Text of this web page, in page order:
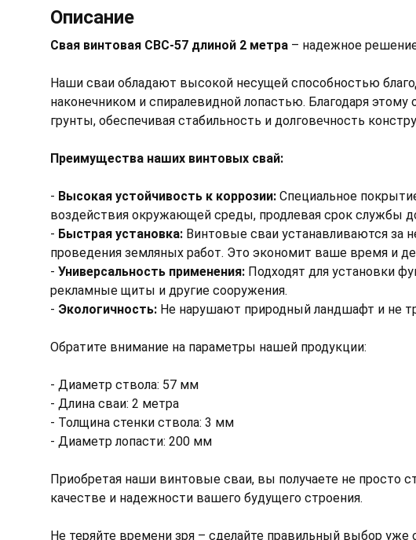
Описание
Свая винтовая СВС-57 длиной 2 метра – надежное
Наши сваи обладают высокой несущей способностью
наконечником и спиралевидной лопастью. Благодаря
грунты, обеспечивая стабильность и долговечность
Преимущества наших винтовых свай:
- Высокая устойчивость к коррозии: Специальное
воздействия окружающей среды, продлевая срок службы
- Быстрая установка: Винтовые сваи устанавливаются за
проведения земляных работ. Это экономит ваше время и
- Универсальность применения: Подходят для установки
рекламные щиты и другие сооружения.
- Экологичность: Не нарушают природный ландшафт и не
Обратите внимание на параметры нашей продукции:
- Диаметр ствола: 57 мм
- Длина сваи: 2 метра
- Толщина стенки ствола: 3 мм
- Диаметр лопасти: 200 мм
Приобретая наши винтовые сваи, вы получаете не просто
качестве и надежности вашего будущего строения.
Не теряйте времени зря – сделайте правильный выбор уже